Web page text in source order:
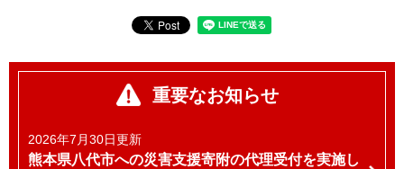
重要なお知らせ
2026年7月30日更新
熊本県八代市への災害支援寄附の代理受付を実施し